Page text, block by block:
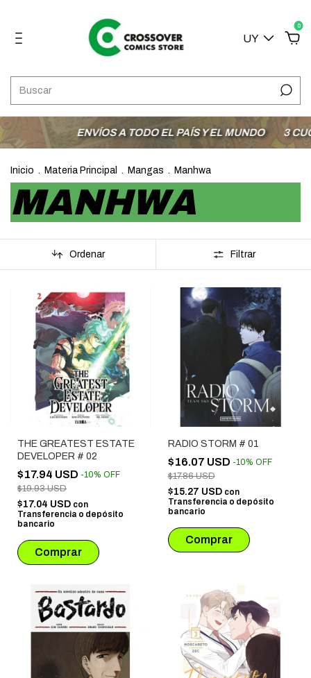
UY
0
ENVÍOS A TODO EL PAÍS Y EL MUNDO 3 CUOTAS
Inicio . Materia Principal . Mangas . Manhwa
MANHWA
Ordenar Filtrar
THE GREATEST ESTATE
DEVELOPER # 02
$17.94 USD -10% OFF
$19.93 USD
$17.04 USD con
Transferencia o depósito
bancario
RADIO STORM # 01
$16.07 USD -10% OFF
$17.86 USD
$15.27 USD con
Transferencia o depósito
bancario